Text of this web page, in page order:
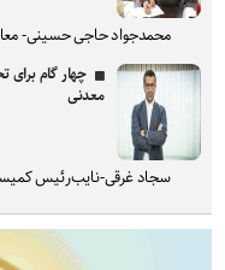
محمدجواد حاجی حسینی-
چهار گام برای
معدنی
سجاد غرقی-نایب‌رئیس